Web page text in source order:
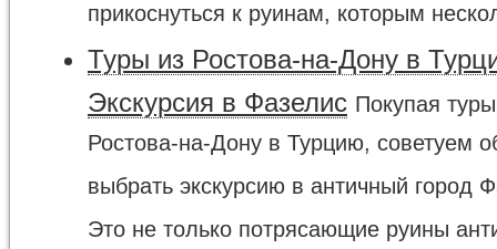
прикоснуться к руинам, которым
Туры из Ростова-на-Дону в
Экскурсия в Фазелис Покупая
Ростова-на-Дону в Турцию, советуем
выбрать экскурсию в античный город
Это не только потрясающие руины